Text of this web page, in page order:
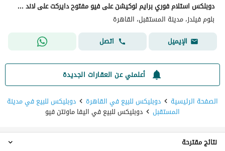
دوبلكس استلام فوري برايم لوكيشن على فيو مفتوح دايركت على لاند سكيب بمقدم 5% و المتبقي اقساط على 10 سنوات في كمبوند "بلوم فيلدز" (Bloom Fields)
بلوم فيلدز، مدينة المستقبل، القاهرة
الإيميل
اتصل
أعلمني عن العقارات الجديدة
الصفحة الرئيسية
دوبليكس للبيع في القاهرة دوبليكس للبيع في مدينة
المستقبل دوبليكس للبيع في اليفا ماونتن فيو
نتائج مقترحة